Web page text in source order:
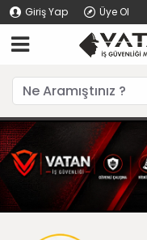
Giriş Yap Üye Ol